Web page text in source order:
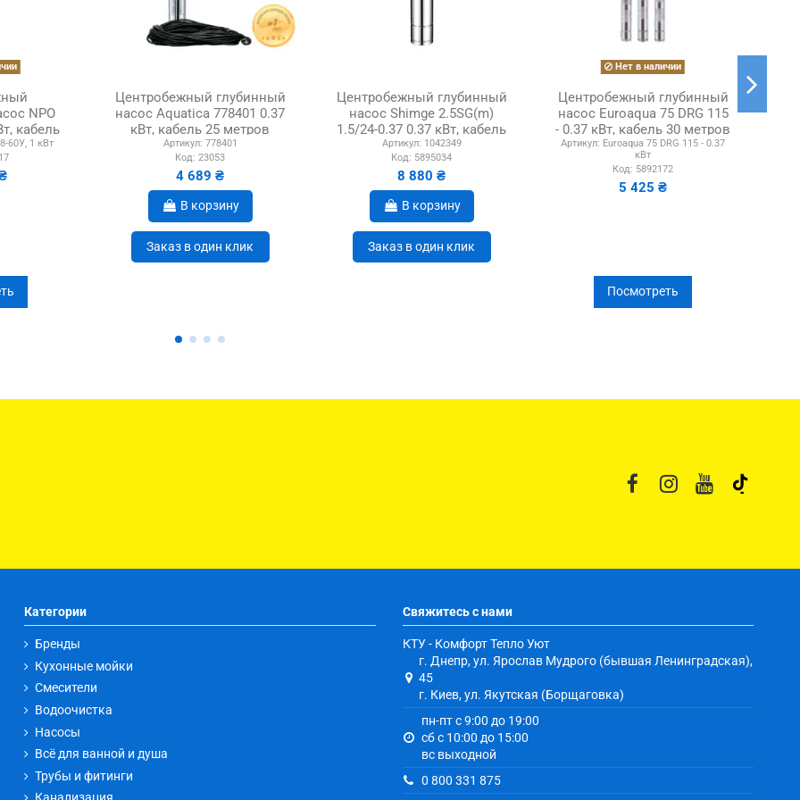
NPO
кабель
трос...
60У, 1 кВт
Центробежный глубинный
насос Aquatica 778401 0.37
кВт, кабель 25 метров
Артикул: 778401
Код: 23053
4 689 ₴
В корзину
Заказ в один клик
Центробежный глубинный
насос Shimge 2.5SG(m)
1.5/24-0.37 0.37 кВт, кабель
1.5 метра
Артикул: 1042349
Код: 5895034
8 880 ₴
В корзину
Заказ в один клик
Нет в наличии
Центробежный глубинный
насос Euroaqua 75 DRG 115
- 0.37 кВт, кабель 30 метров
Артикул: Euroaqua 75 DRG 115 - 0.37
кВт
Код: 5892172
5 425 ₴
Посмотреть
Категории
Бренды
Кухонные мойки
Смесители
Водоочистка
Насосы
Всё для ванной и душа
Трубы и фитинги
Свяжитесь с нами
КТУ - Комфорт Тепло Уют
г. Днепр, ул. Ярослав Мудрого (бывшая Ленинградская),
45
г. Киев, ул. Якутская (Борщаговка)
пн-пт с 9:00 до 19:00
сб с 10:00 до 15:00
вс выходной
0 800 331 875